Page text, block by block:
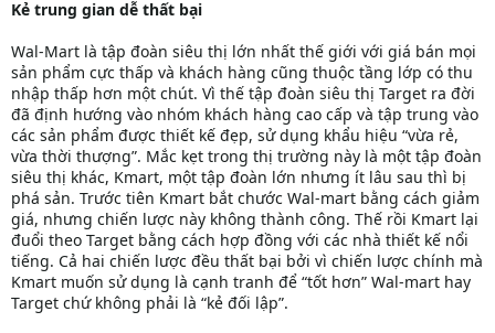
Kẻ trung gian dễ thất bại
Wal-Mart là tập đoàn siêu thị lớn nhất thế giới với giá bán mọi
sản phẩm cực thấp và khách hàng cũng thuộc tầng lớp có thu
nhập thấp hơn một chút. Vì thế tập đoàn siêu thị Target ra đời
đã định hướng vào nhóm khách hàng cao cấp và tập trung vào
các sản phẩm được thiết kế đẹp, sử dụng khẩu hiệu “vừa rẻ,
vừa thời thượng”. Mắc kẹt trong thị trường này là một tập đoàn
siêu thị khác, Kmart, một tập đoàn lớn nhưng ít lâu sau thì bị
phá sản. Trước tiên Kmart bắt chước Wal-mart bằng cách giảm
giá, nhưng chiến lược này không thành công. Thế rồi Kmart lại
đuổi theo Target bằng cách hợp đồng với các nhà thiết kế nổi
tiếng. Cả hai chiến lược đều thất bại bởi vì chiến lược chính mà
Kmart muốn sử dụng là cạnh tranh để “tốt hơn” Wal-mart hay
Target chứ không phải là “kẻ đối lập”.